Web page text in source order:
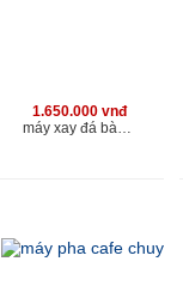
vnđ
nghiệp cho quán
1.650.000 vnđ
máy xay đá bào chuyên nghiệp | máy bào đá tuyết 2 nắp 2 lưới | www.kahchan.vn